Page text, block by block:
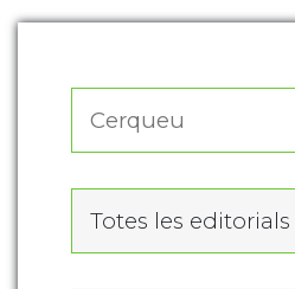
Totes les editorials